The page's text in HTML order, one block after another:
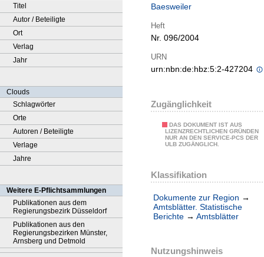
Titel
Autor / Beteiligte
Ort
Verlag
Jahr
Clouds
Schlagwörter
Orte
Autoren / Beteiligte
Verlage
Jahre
Weitere E-Pflichtsammlungen
Publikationen aus dem
Regierungsbezirk Düsseldorf
Publikationen aus den
Regierungsbezirken Münster,
Arnsberg und Detmold
Baesweiler
Heft
Nr. 096/2004
URN
urn:nbn:de:hbz:5:2-427204
Zugänglichkeit
DAS DOKUMENT IST AUS
LIZENZRECHTLICHEN GRÜNDEN
NUR AN DEN SERVICE-PCS DER
ULB ZUGÄNGLICH.
Klassifikation
Dokumente zur Region →
Amtsblätter. Statistische
Berichte → Amtsblätter
Nutzungshinweis